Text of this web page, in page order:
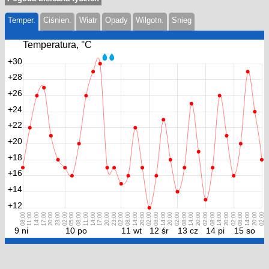
Temper. Ciśnien. Wiatr Opady Wilgotn. Snieg
Temperatura, °С
9 ni
08:0011:00 14:00 17:0020:00 23:00
10 po
02:0005:00 08:00 11:00 14:0017:00 20:00 23:00
11 wt
02:00 08:00 14:00 20:00
12 śr
02:00 08:00 14:0020:00
13 cz
02:00 08:0014:00 20:00
14 pi
02:00 08:0014:00 20:00
15 so
02:0008:00 14:00 20:00 02:00
+12
+14
+16
+18
+20
+22
+24
+26
+28
+30